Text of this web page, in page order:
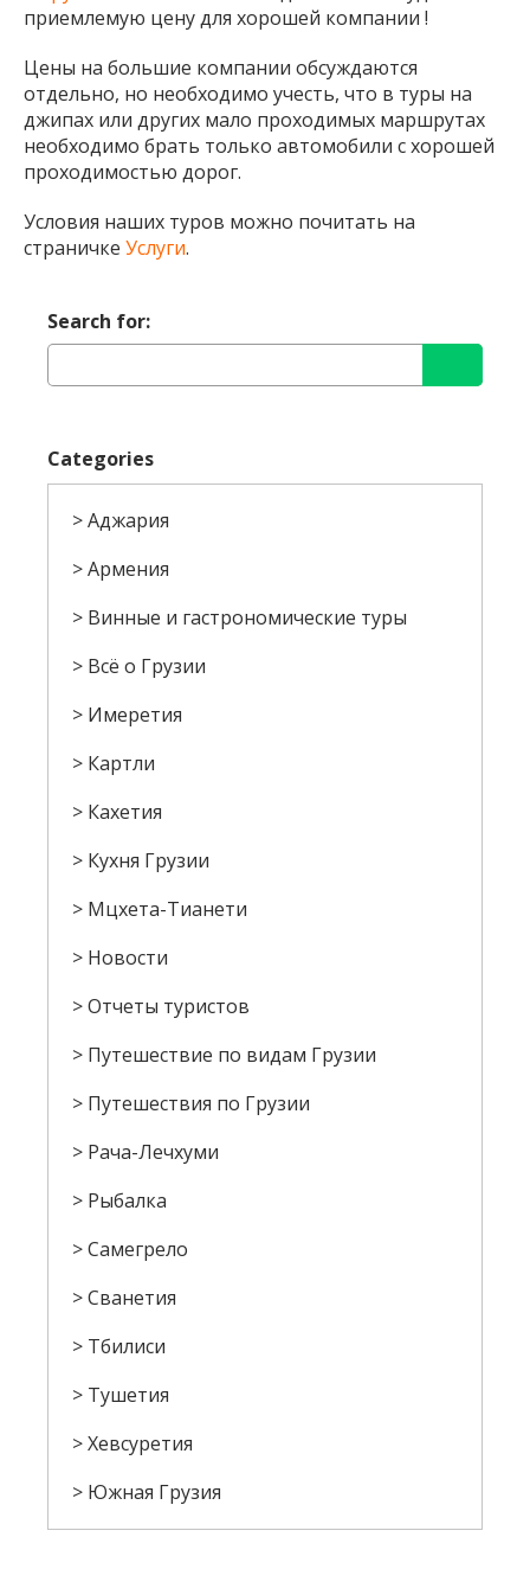
приемлемую цену для хорошей компании !
Цены на большие компании обсуждаются
отдельно, но необходимо учесть, что в туры на
джипах или других мало проходимых маршрутах
необходимо брать только автомобили с хорошей
проходимостью дорог.
Условия наших туров можно почитать на
страничке Услуги.
Search for:
Categories
Аджария
Армения
Винные и гастрономические туры
Всё о Грузии
Имеретия
Картли
Кахетия
Кухня Грузии
Мцхета-Тианети
Новости
Отчеты туристов
Путешествие по видам Грузии
Путешествия по Грузии
Рача-Лечхуми
Рыбалка
Самегрело
Сванетия
Тбилиси
Тушетия
Хевсуретия
Южная Грузия